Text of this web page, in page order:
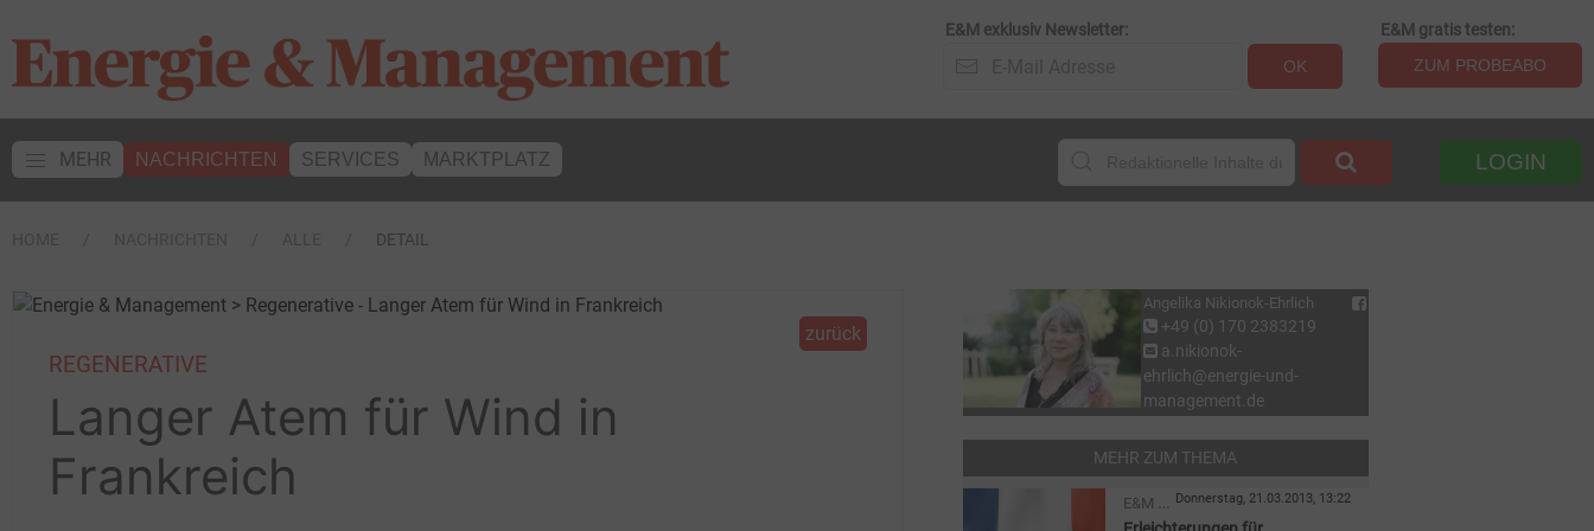
E&M exklusiv Newsletter:
OK
E&M gratis testen:
ZUM PROBEABO
MEHR NACHRICHTEN SERVICES MARKTPLATZ LOGIN
DETAIL
zurück
REGENERATIVE
Langer Atem für Wind in
Frankreich
Angelika Nikionok-Ehrlich
+49 (0) 170 2383219
a.nikionok-
ehrlich@energie-und-
management.de
MEHR ZUM THEMA
E&M Donnerstag, 21.03.2013, 13:22